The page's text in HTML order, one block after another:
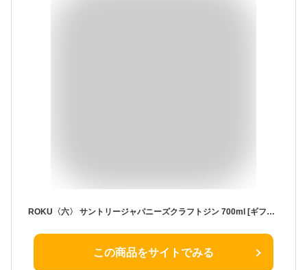
ROKU〈六〉 サントリージャパニーズクラフトジン 700ml [ギフトBOX 入り ギフト プレゼント][ジン ロク]
この商品をサイトでみる